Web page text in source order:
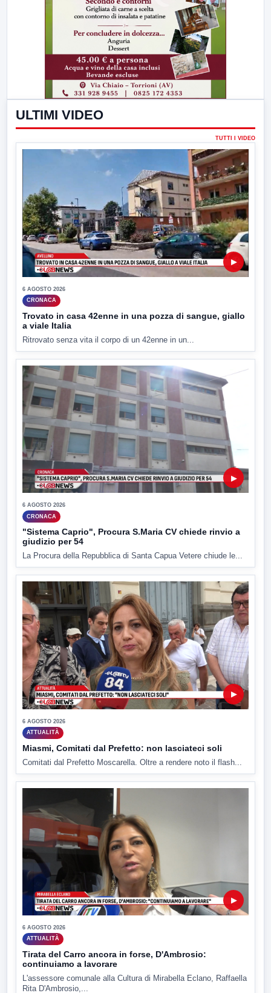
ULTIMI VIDEO
TUTTI I VIDEO
▶
6 AGOSTO 2026
CRONACA
Trovato in casa 42enne in una pozza di sangue, giallo
a viale Italia
Ritrovato senza vita il corpo di un 42enne in un...
▶
6 AGOSTO 2026
CRONACA
"Sistema Caprio", Procura S.Maria CV chiede rinvio a
giudizio per 54
La Procura della Repubblica di Santa Capua Vetere chiude le...
▶
6 AGOSTO 2026
ATTUALITÀ
Miasmi, Comitati dal Prefetto: non lasciateci soli
Comitati dal Prefetto Moscarella. Oltre a rendere noto il flash...
▶
6 AGOSTO 2026
ATTUALITÀ
Tirata del Carro ancora in forse, D'Ambrosio:
continuiamo a lavorare
L'assessore comunale alla Cultura di Mirabella Eclano, Raffaella
Rita D'Ambrosio,...